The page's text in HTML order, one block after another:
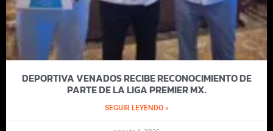
DEPORTIVA VENADOS RECIBE RECONOCIMIENTO DE
PARTE DE LA LIGA PREMIER MX.
SEGUIR LEYENDO »